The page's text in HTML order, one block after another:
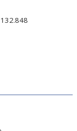
132.848